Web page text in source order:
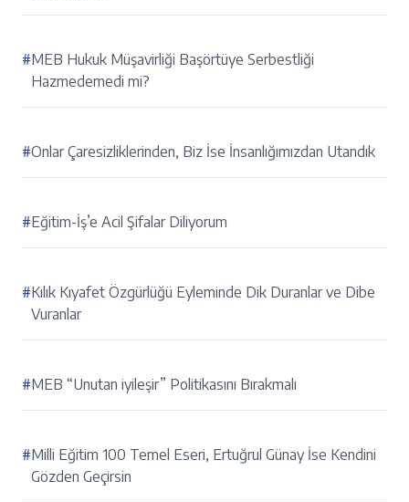
#MEB Hukuk Müşavirliği Başörtüye Serbestliği
Hazmedemedi mi?
#Onlar Çaresizliklerinden, Biz İse İnsanlığımızdan Utandık
#Eğitim-İş’e Acil Şifalar Diliyorum
#Kılık Kıyafet Özgürlüğü Eyleminde Dik Duranlar ve Dibe
Vuranlar
#MEB “Unutan iyileşir” Politikasını Bırakmalı
#Milli Eğitim 100 Temel Eseri, Ertuğrul Günay İse Kendini
Gözden Geçirsin